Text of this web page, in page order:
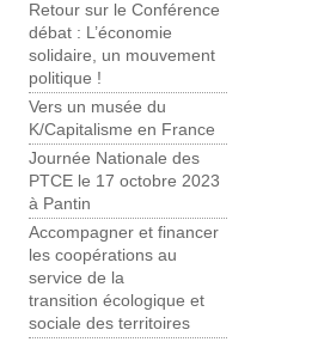
Retour sur le Conférence
débat : L’économie
solidaire, un mouvement
politique !
Vers un musée du
K/Capitalisme en France
Journée Nationale des
PTCE le 17 octobre 2023
à Pantin
Accompagner et financer
les coopérations au
service de la
transition écologique et
sociale des territoires